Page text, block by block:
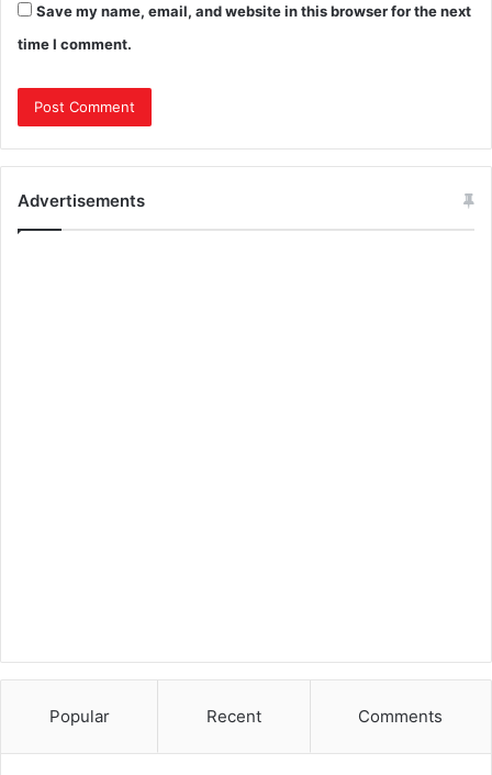
Save my name, email, and website in this browser for the next
time I comment.
Advertisements
Popular Recent Comments